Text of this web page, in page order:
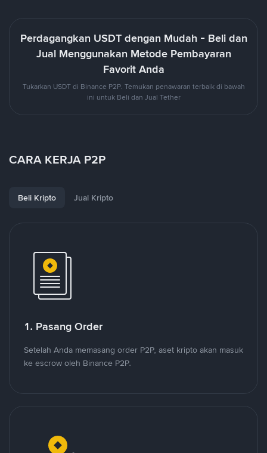
Perdagangkan USDT dengan Mudah - Beli dan
Jual Menggunakan Metode Pembayaran
Favorit Anda
Tukarkan USDT di Binance P2P. Temukan penawaran terbaik di bawah
ini untuk Beli dan Jual Tether
CARA KERJA P2P
Beli Kripto Jual Kripto
1. Pasang Order
Setelah Anda memasang order P2P, aset kripto akan masuk
ke escrow oleh Binance P2P.